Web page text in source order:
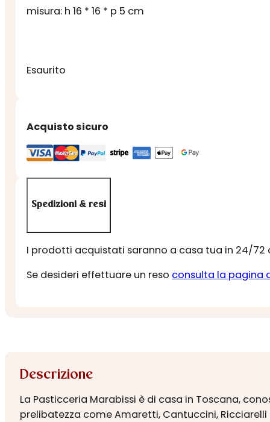
misura: h 16 * 16 * p 5 cm
Esaurito
Acquisto sicuro
Spedizioni & resi
I prodotti acquistati saranno a casa tua in 24/72
Se desideri effettuare un reso consulta la pagina
Descrizione
La Pasticceria Marabissi è di casa in Toscana,
prelibatezza come Amaretti, Cantuccini,